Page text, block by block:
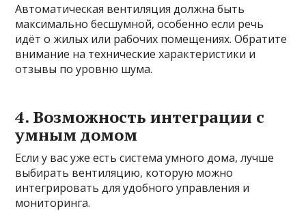
Автоматическая вентиляция должна быть
максимально бесшумной, особенно если речь
идёт о жилых или рабочих помещениях. Обратите
внимание на технические характеристики и
отзывы по уровню шума.
4. Возможность интеграции с
умным домом
Если у вас уже есть система умного дома, лучше
выбирать вентиляцию, которую можно
интегрировать для удобного управления и
мониторинга.